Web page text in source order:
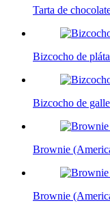
Tarta de
Bizcocho de
Bizcocho de
Brownie
Brownie